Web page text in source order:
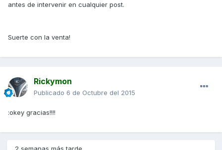
antes de intervenir en cualquier post.
Suerte con la venta!
Rickymon
Publicado 6 de Octubre del 2015
:okey gracias!!!!